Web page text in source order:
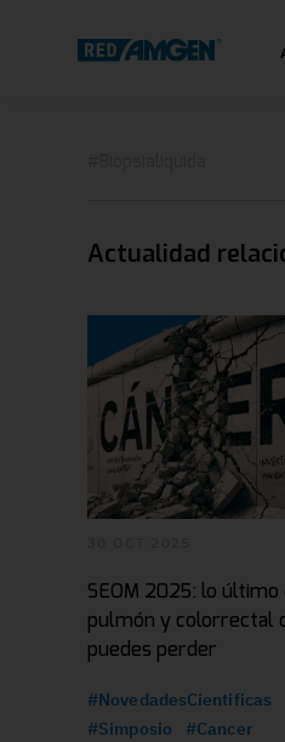
Actualidad
SEOM 2025: lo último
pulmón y colorrectal
puedes perder
#NovedadesCientificas
#Simposio
#Cancer